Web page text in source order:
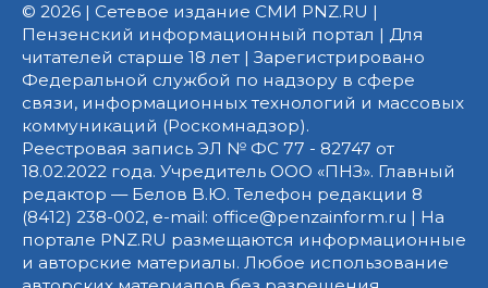
© 2026 | Сетевое издание СМИ PNZ.RU |
Пензенский информационный портал | Для
читателей старше 18 лет | Зарегистрировано
Федеральной службой по надзору в сфере
связи, информационных технологий и массовых
коммуникаций (Роскомнадзор).
Реестровая запись ЭЛ № ФС 77 - 82747 от
18.02.2022 года. Учредитель ООО «ПНЗ». Главный
редактор — Белов В.Ю. Телефон редакции 8
(8412) 238-002, e-mail: office@penzainform.ru | На
портале PNZ.RU размещаются информационные
и авторские материалы. Любое использование